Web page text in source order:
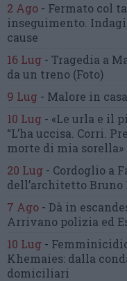
2 Ago - Fermato col
inseguimento.
cause
16 Lug - Tragedia a
da un treno (Foto)
9 Lug - Malore in
10 Lug - «Le urla e il
“L’ha uccisa. Corri.
morte di mia sorella»
20 Lug - Cordoglio a
dell’architetto Bruno
7 Ago - Dà in
Arrivano polizia ed
10 Lug -
Khemaies: dalla
domiciliari